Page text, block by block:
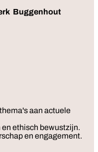
Buggenhout
aan actuele
ethisch bewustzijn.
en engagement.